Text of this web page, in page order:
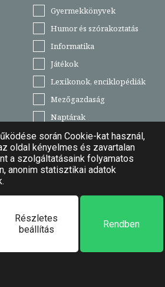
Gyermekkönyvek
Humor és szórakoztatás
Informatika
Játékok
Lexikonok, enciklopédiák
Mezőgazdaság
Naptárak
Nyelvkönyvek, szótárak
Regény
Sport
Történelem